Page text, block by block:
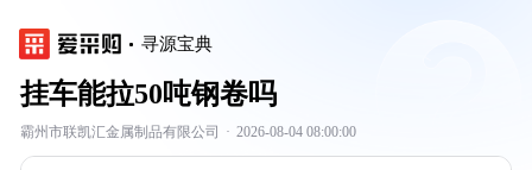
寻源宝典
挂车能拉50吨钢卷吗
霸州市联凯汇金属制品有限公司 · 2026-08-04 08:00:00